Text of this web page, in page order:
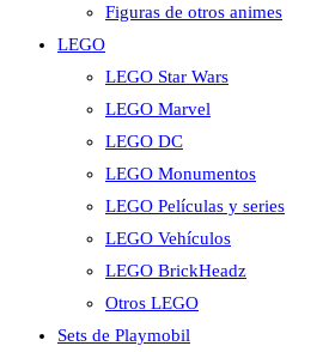
Figuras de otros animes
LEGO
LEGO Star Wars
LEGO Marvel
LEGO DC
LEGO Monumentos
LEGO Películas y series
LEGO Vehículos
LEGO BrickHeadz
Otros LEGO
Sets de Playmobil